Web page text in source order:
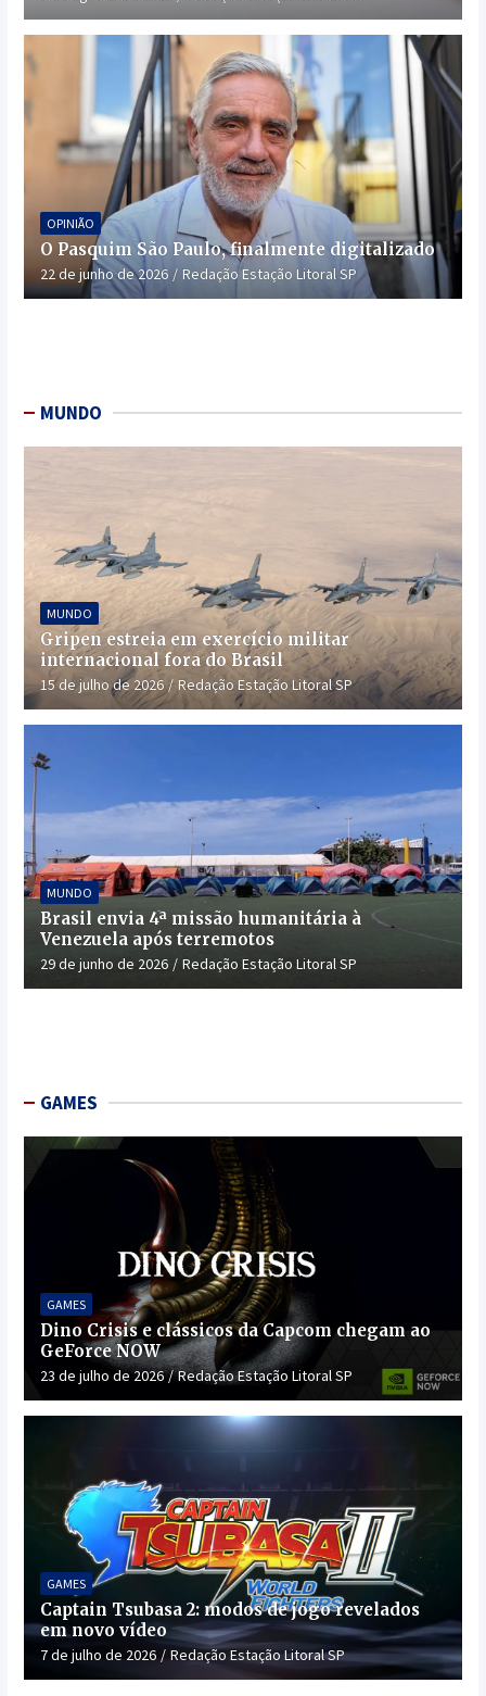
OPINIÃO
O Pasquim São Paulo, finalmente digitalizado
22 de junho de 2026 Redação Estação Litoral SP
MUNDO
MUNDO
Gripen estreia em exercício militar
internacional fora do Brasil
15 de julho de 2026 Redação Estação Litoral SP
MUNDO
Brasil envia 4ª missão humanitária à
Venezuela após terremotos
29 de junho de 2026 Redação Estação Litoral SP
GAMES
GAMES
Dino Crisis e clássicos da Capcom chegam ao
GeForce NOW
23 de julho de 2026 Redação Estação Litoral SP
GAMES
Captain Tsubasa 2: modos de jogo revelados
em novo vídeo
7 de julho de 2026 Redação Estação Litoral SP